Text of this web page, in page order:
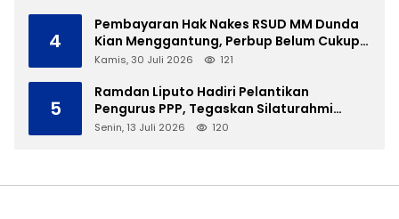
4
Pembayaran Hak Nakes RSUD MM Dunda
Kian Menggantung, Perbup Belum Cukup
Tanpa Direktur Definitif
Kamis, 30 Juli 2026 121
5
Ramdan Liputo Hadiri Pelantikan
Pengurus PPP, Tegaskan Silaturahmi
Antarpartai Kunci Membangun Gorontalo
Senin, 13 Juli 2026 120